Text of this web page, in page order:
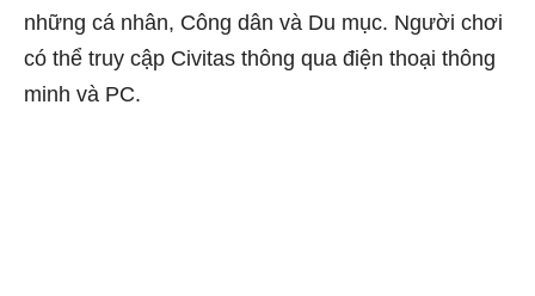
những cá nhân, Công dân và Du mục. Người chơi
có thể truy cập Civitas thông qua điện thoại thông
minh và PC.